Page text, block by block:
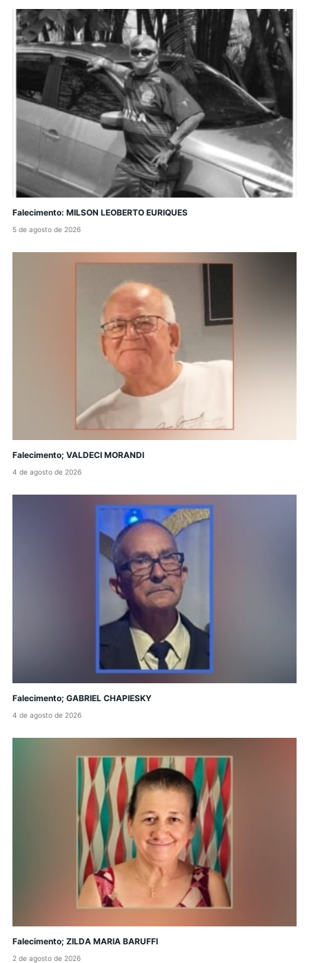
Falecimento: MILSON LEOBERTO EURIQUES
5 de agosto de 2026
Falecimento; VALDECI MORANDI
4 de agosto de 2026
Falecimento; GABRIEL CHAPIESKY
4 de agosto de 2026
Falecimento; ZILDA MARIA BARUFFI
2 de agosto de 2026